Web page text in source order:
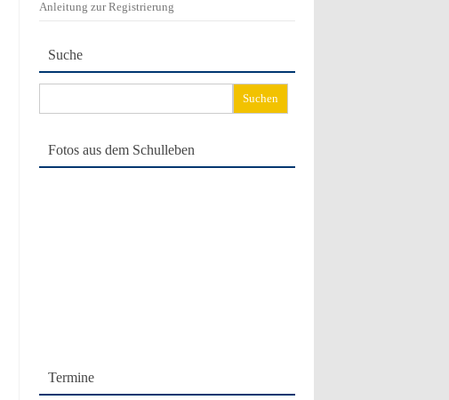
Anleitung zur Registrierung
Suche
nach:
Fotos aus dem Schulleben
Termine